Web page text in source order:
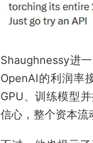
Shaughnessy进
OpenAI的利润率
GPU、训练模型
信心，整个资本流